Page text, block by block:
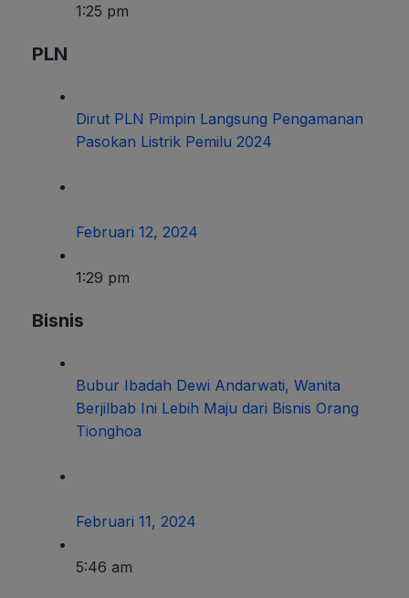
1:25 pm
PLN
Dirut PLN Pimpin Langsung Pengamanan
Pasokan Listrik Pemilu 2024
Februari 12, 2024
1:29 pm
Bisnis
Bubur Ibadah Dewi Andarwati, Wanita
Berjilbab Ini Lebih Maju dari Bisnis Orang
Tionghoa
Februari 11, 2024
5:46 am